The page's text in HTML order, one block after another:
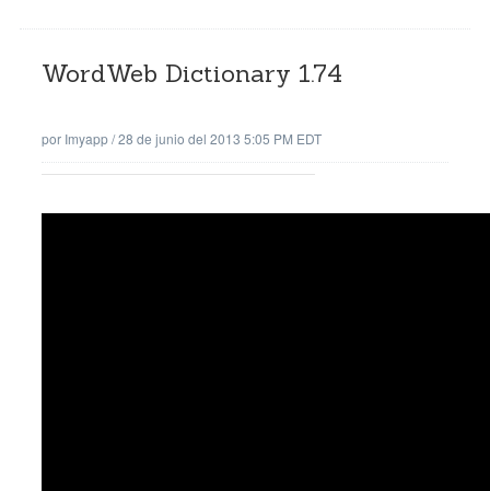
WordWeb Dictionary 1.74
por Imyapp/28 de junio del 2013 5:05 PM EDT